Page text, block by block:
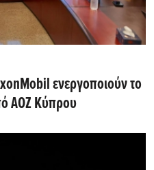
ενεργοποιούν το
ΑΟΖ Κύπρου